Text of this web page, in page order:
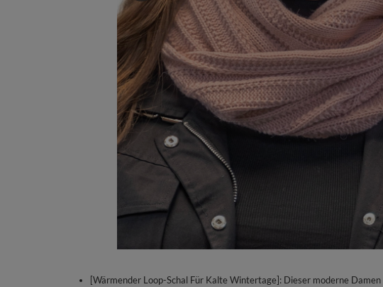
[Wärmender Loop-Schal Für Kalte Wintertage]: Dieser moderne